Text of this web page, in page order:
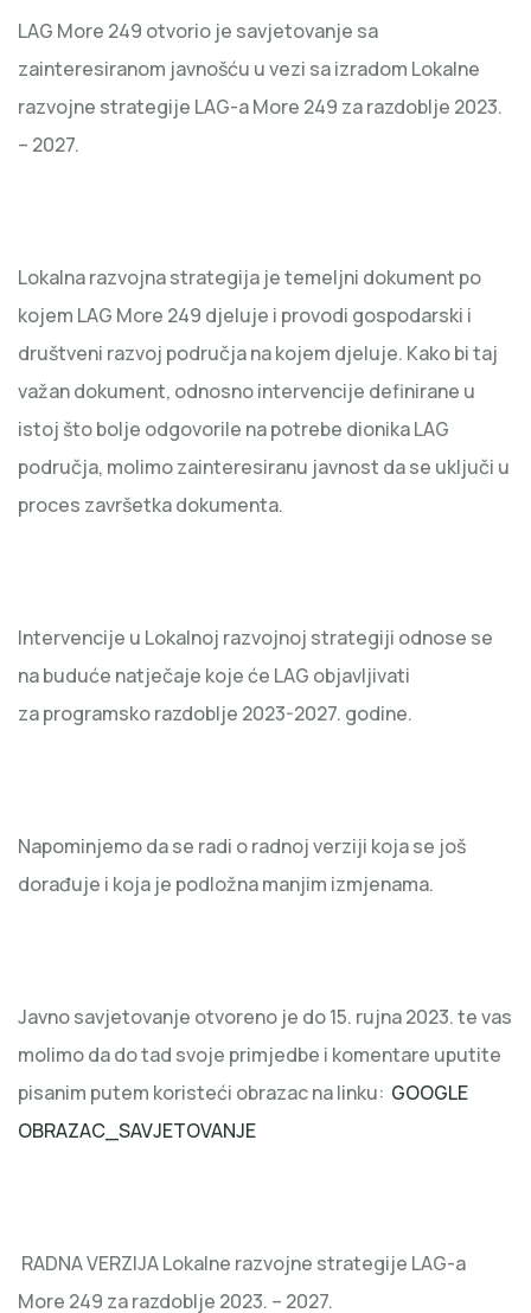
LAG More 249 otvorio je savjetovanje sa
zainteresiranom javnošću u vezi sa izradom Lokalne
razvojne strategije LAG-a More 249 za razdoblje 2023.
– 2027.
Lokalna razvojna strategija je temeljni dokument po
kojem LAG More 249 djeluje i provodi gospodarski i
društveni razvoj područja na kojem djeluje. Kako bi taj
važan dokument, odnosno intervencije definirane u
istoj što bolje odgovorile na potrebe dionika LAG
područja, molimo zainteresiranu javnost da se uključi u
proces završetka dokumenta.
Intervencije u Lokalnoj razvojnoj strategiji odnose se
na buduće natječaje koje će LAG objavljivati
za programsko razdoblje 2023-2027. godine.
Napominjemo da se radi o radnoj verziji koja se još
dorađuje i koja je podložna manjim izmjenama.
Javno savjetovanje otvoreno je do 15. rujna 2023. te vas
molimo da do tad svoje primjedbe i komentare uputite
pisanim putem koristeći obrazac na linku: GOOGLE
OBRAZAC_SAVJETOVANJE
RADNA VERZIJA Lokalne razvojne strategije LAG-a
More 249 za razdoblje 2023. – 2027.